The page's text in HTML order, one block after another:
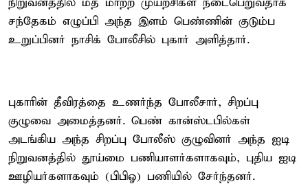
சந்தேகம் எழுப்பி அந்த இளம் பெண்ணின் குடும்ப
உறுப்பினர் நாசிக் போலீசில் புகார் அளித்தார்.
புகாரின் தீவிரத்தை உணர்ந்த போலீசார், சிறப்பு
குழுவை அமைத்தனர். பெண் கான்ஸ்டபில்கள்
அடங்கிய அந்த சிறப்பு போலீஸ் குழுவினர் அந்த ஐடி
நிறுவனத்தில் தூய்மை பணியாளர்களாகவும், புதிய ஐடி
ஊழியர்களாகவும் (பிபிஓ) பணியில் சேர்ந்தனர்.